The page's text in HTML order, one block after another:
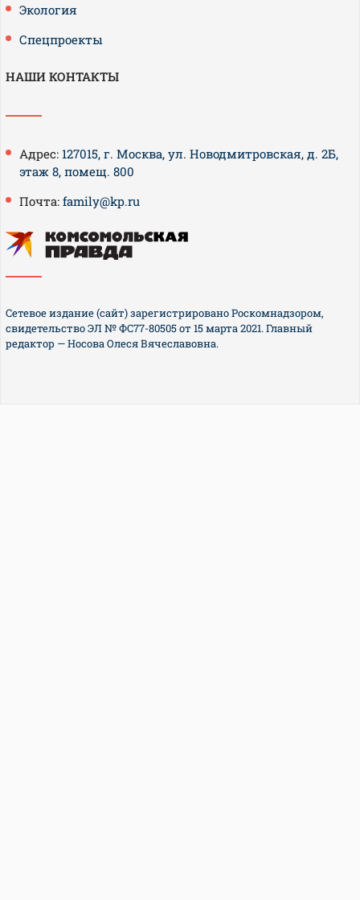
Экология
Спецпроекты
НАШИ КОНТАКТЫ
Адрес: 127015, г. Москва, ул. Новодмитровская, д. 2Б,
этаж 8, помещ. 800
Почта: family@kp.ru
Сетевое издание (сайт) зарегистрировано Роскомнадзором,
свидетельство ЭЛ № ФС77-80505 от 15 марта 2021. Главный
редактор — Носова Олеся Вячеславовна.